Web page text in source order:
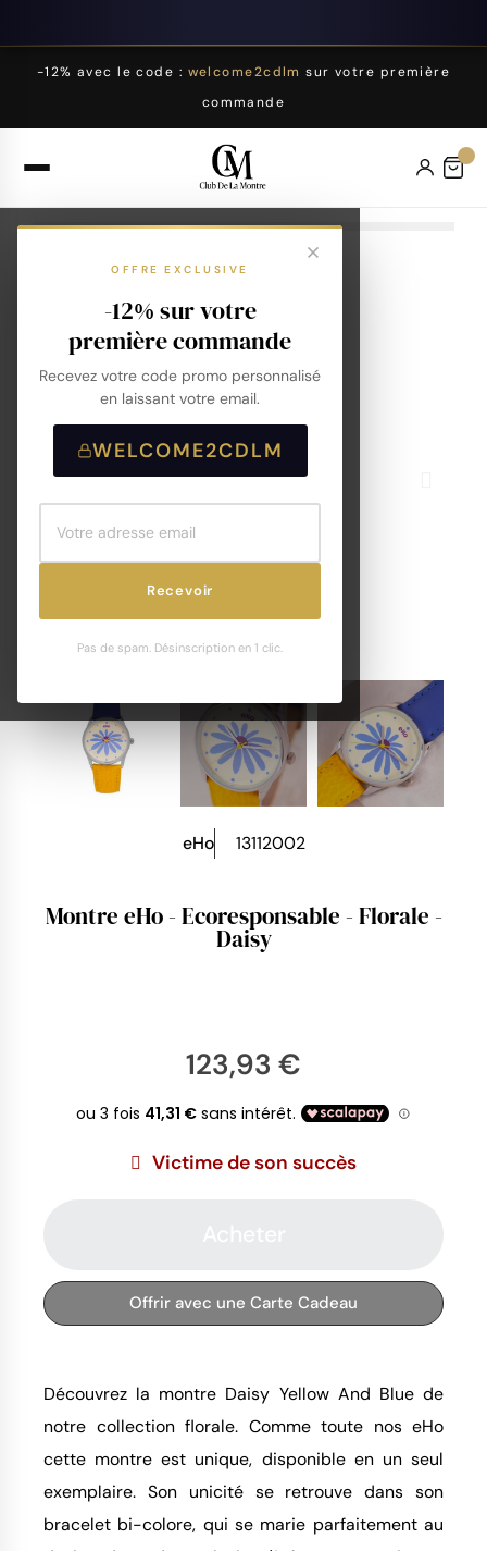
-12% avec le code : welcome2cdlm sur votre première
commande
OFFRE EXCLUSIVE
-12% sur votre
première commande
Recevez votre code promo personnalisé
en laissant votre email.
WELCOME2CDLM
Recevoir
Pas de spam. Désinscription en 1 clic.
eHo 13112002
Montre eHo - Ecoresponsable - Florale -
Daisy
123,93 €
Victime de son succès
Offrir avec une Carte Cadeau
Découvrez la montre Daisy Yellow And Blue de
notre collection florale. Comme toute nos eHo
cette montre est unique, disponible en un seul
exemplaire. Son unicité se retrouve dans son
bracelet bi-colore, qui se marie parfaitement au